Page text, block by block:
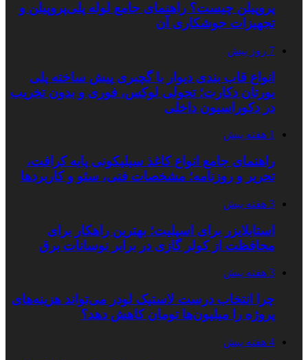
پروپیلن چیست؟ راهنمای جامع لوله پلی‌پروپیلن و
تجهیزات جوشکاری آن
7 روز پیش
انواع قاب بندی دیوار با گچبری پیش ساخته پلی
یورتان دکارت؛ تحولی لوکس، فوری و بدون تخریب
در دکوراسیون داخلی
1 هفته پیش
راهنمای جامع انواع کاغذ سیلیکونی پایه کرافت،
تحریر و روزنامه؛ مشخصات فنی، سئو و کاربردها
3 هفته پیش
استابلایزر برای اسپلیت؛ بهترین راهکار برای
محافظت از کولر گازی در برابر نوسانات برق
3 هفته پیش
چرا انتخاب درست لاستیک لودر می‌تواند هزینه‌های
پروژه را میلیون‌ها تومان کاهش دهد؟
4 هفته پیش